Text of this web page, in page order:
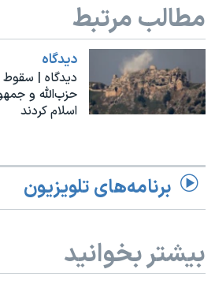
مطالب مرتبط
دیدگاه
دیدگاه |
حزب‌الله و
اسلام کردند
برنامه‌های تلویزیون
بیشتر بخوانید